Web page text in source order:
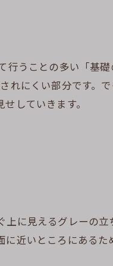
行うことの多い「基
れにくい部分です。
していきます。
に見えるグレーの立
近いところにある